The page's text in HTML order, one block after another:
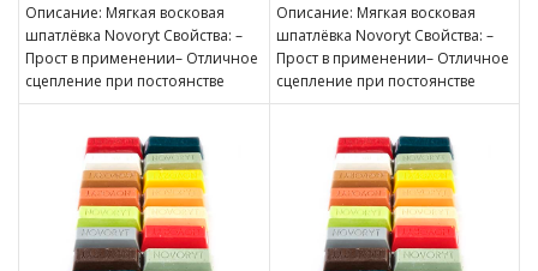
Описание: Мягкая восковая
шпатлёвка Novoryt Свойства: –
Прост в применении– Отличное
сцепление при постоянстве
консистенции– Готов к
Описание: Мягкая восковая
шпатлёвка Novoryt Свойства: –
Прост в применении– Отличное
сцепление при постоянстве
консистенции– Готов к